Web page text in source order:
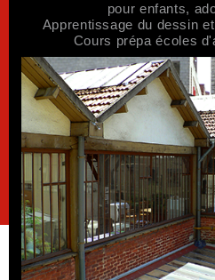
pour enfants,
Apprentissage du dessin
Cours prépa écoles